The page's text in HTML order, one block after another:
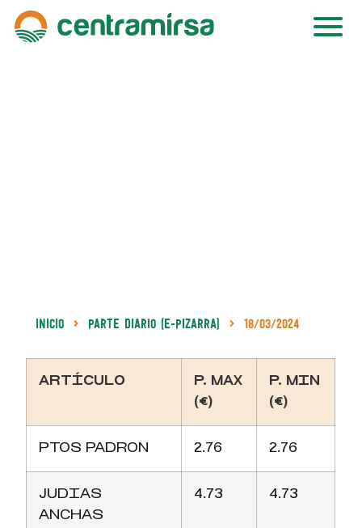
Inicio Parte Diario (e-Pizarra) 18/03/2024
ARTÍCULO
P. MAX
(€)
P. MIN
(€)
PTOS PADRON 2.76 2.76
JUDIAS
ANCHAS
4.73 4.73